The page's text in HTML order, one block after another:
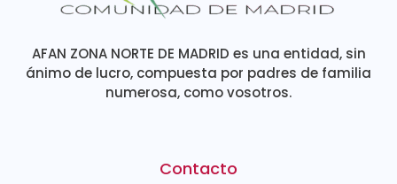
AFAN ZONA NORTE DE MADRID es una entidad, sin
ánimo de lucro, compuesta por padres de familia
numerosa, como vosotros.
Contacto